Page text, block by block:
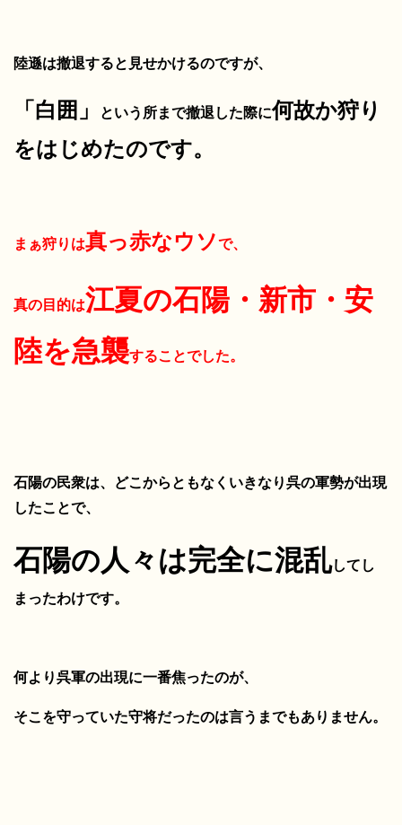
陸遜は撤退すると見せかけるのですが、
「白囲」 という所まで撤退した際に何故か狩り
をはじめたのです。
まぁ狩りは真っ赤なウソで、
真の目的は江夏の石陽・新市・安
陸を急襲することでした。
石陽の民衆は、
どこからともなくいきなり呉の軍勢が出現
したことで、
石陽の人々は完全に混乱してし
まったわけです。
何より呉軍の出現に一番焦ったのが、
そこを守っていた守将だったのは言うまでもありません。